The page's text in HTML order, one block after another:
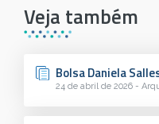
Veja também
Bolsa Daniela
24 de abril de 2026 -